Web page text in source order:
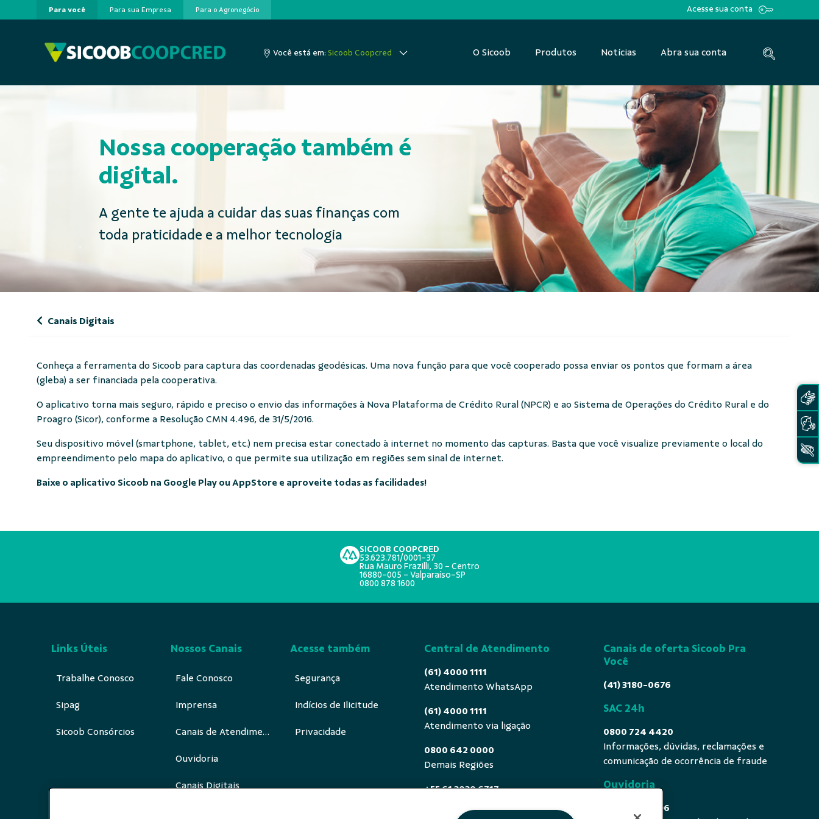
Pular para o Conteúdo principal
Para você Para sua Empresa Para o Agronegócio Acesse sua conta
Você está em: Sicoob Coopcred O Sicoob Produtos Notícias Abra sua conta
Nossa cooperação também é
digital.
A gente te ajuda a cuidar das suas finanças com
toda praticidade e a melhor tecnologia
Canais Digitais
Conheça a ferramenta do Sicoob para captura das coordenadas geodésicas. Uma nova função para que você cooperado possa enviar os pontos que formam a área
(gleba) a ser financiada pela cooperativa.
O aplicativo torna mais seguro, rápido e preciso o envio das informações à Nova Plataforma de Crédito Rural (NPCR) e ao Sistema de Operações do Crédito Rural e do
Proagro (Sicor), conforme a Resolução CMN 4.496, de 31/5/2016.
Seu dispositivo móvel (smartphone, tablet, etc.) nem precisa estar conectado à internet no momento das capturas. Basta que você visualize previamente o local do
empreendimento pelo mapa do aplicativo, o que permite sua utilização em regiões sem sinal de internet.
Baixe o aplicativo Sicoob na Google Play ou AppStore e aproveite todas as facilidades!
SICOOB COOPCRED
53.623.781/0001-37
Rua Mauro Frazilli, 30 - Centro
16880-005 - Valparaíso-SP
0800 878 1600
Links Úteis
Trabalhe Conosco
Sipag
Sicoob Consórcios
Nossos Canais
Fale Conosco
Imprensa
Canais de Atendimento
Ouvidoria
Canais Digitais
Acesse também
Segurança
Indícios de Ilicitude
Privacidade
Central de Atendimento
(61) 4000 1111
Atendimento WhatsApp
(61) 4000 1111
Atendimento via ligação
0800 642 0000
Demais Regiões
+55 61 3030 6717
Canais de oferta Sicoob Pra
Você
(41) 3180-0676
SAC 24h
0800 724 4420
Informações, dúvidas, reclamações e
comunicação de ocorrência de fraude
Ouvidoria
0800 725 0996